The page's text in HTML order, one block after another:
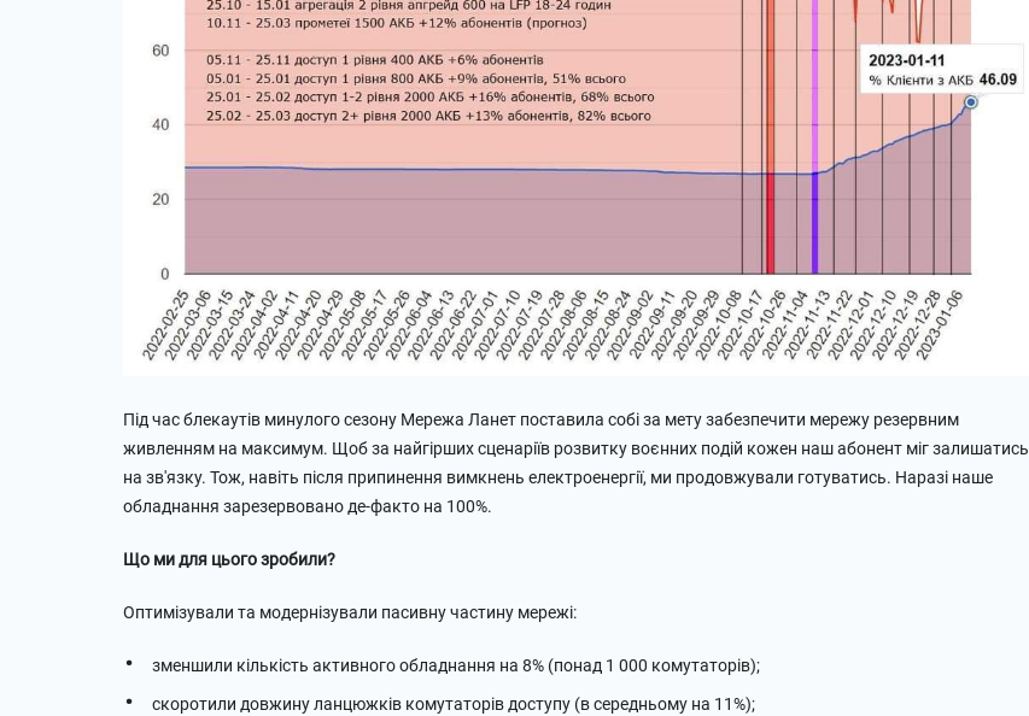
Під час блекаутів минулого сезону Мережа Ланет поставила собі за мету забезпечити мережу резервним
живленням на максимум. Щоб за найгірших сценаріїв розвитку воєнних подій кожен наш абонент міг залишатись
на зв'язку. Тож, навіть після припинення вимкнень електроенергії, ми продовжували готуватись. Наразі наше
обладнання зарезервовано де-факто на 100%.
Що ми для цього зробили?
Оптимізували та модернізували пасивну частину мережі:
зменшили кількість активного обладнання на 8% (понад 1 000 комутаторів);
скоротили довжину ланцюжків комутаторів доступу (в середньому на 11%);